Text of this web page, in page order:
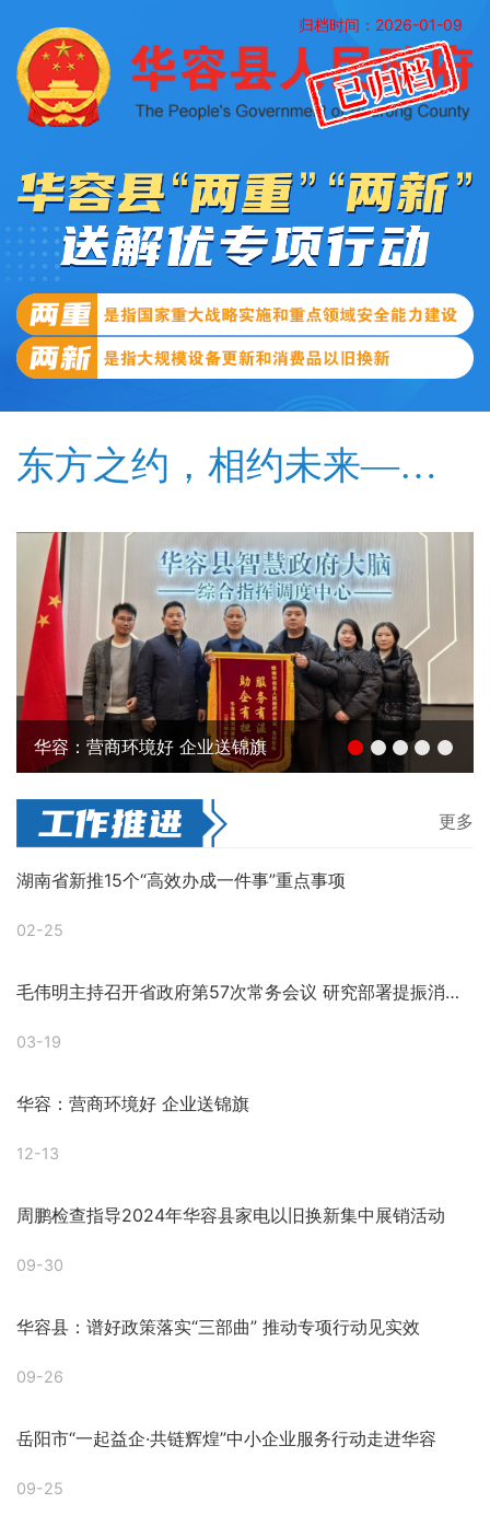
归档时间：2026-01-09
东方之约，相约未来——中国元首外交的世界情怀与大国气派
华容：营商环境好 企业送锦旗
更多
湖南省新推15个“高效办成一件事”重点事项
02-25
毛伟明主持召开省政府第57次常务会议 研究部署提振消费等
03-19
华容：营商环境好 企业送锦旗
12-13
周鹏检查指导2024年华容县家电以旧换新集中展销活动
09-30
华容县：谱好政策落实“三部曲” 推动专项行动见实效
09-26
岳阳市“一起益企·共链辉煌”中小企业服务行动走进华容
09-25